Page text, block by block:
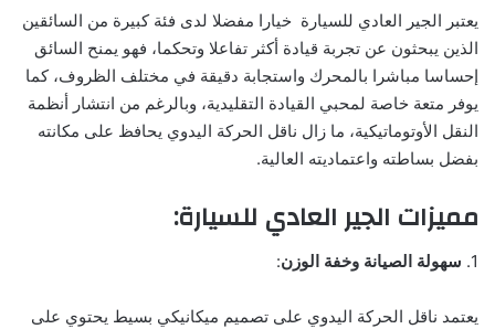
يعتبر الجير العادي للسيارة خيارا مفضلا لدى فئة كبيرة من السائقين
الذين يبحثون عن تجربة قيادة أكثر تفاعلا وتحكما، فهو يمنح السائق
إحساسا مباشرا بالمحرك واستجابة دقيقة في مختلف الظروف، كما
يوفر متعة خاصة لمحبي القيادة التقليدية، وبالرغم من انتشار أنظمة
النقل الأوتوماتيكية، ما زال ناقل الحركة اليدوي يحافظ على مكانته
بفضل بساطته واعتماديته العالية.
مميزات الجير العادي للسيارة:
1. سهولة الصيانة وخفة الوزن:
يعتمد ناقل الحركة اليدوي على تصميم ميكانيكي بسيط يحتوي على